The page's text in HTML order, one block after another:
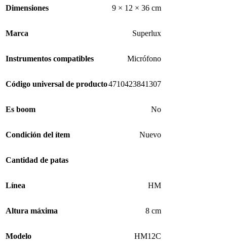
Dimensiones 9 × 12 × 36 cm
Marca Superlux
Instrumentos compatibles Micrófono
Código universal de producto4710423841307
Es boom No
Condición del ítem Nuevo
Cantidad de patas
Línea HM
Altura máxima 8 cm
Modelo HM12C